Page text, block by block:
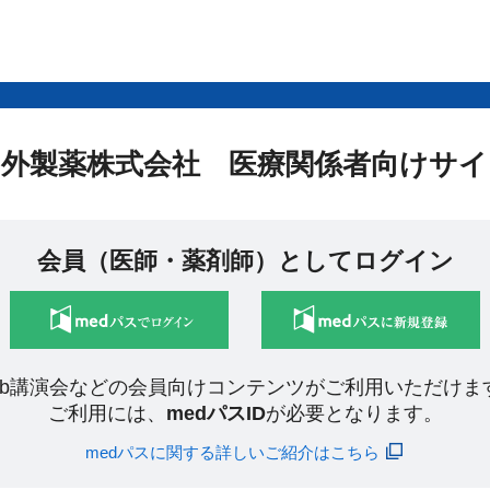
製薬株式会社 医療関係者向けサ
会員（医師・薬剤師）としてログイン
講演会などの会員向けコンテンツがご利用いただけま
ご利用には、 medパスIDが必要となります。
medパスに関する詳しいご紹介はこちら